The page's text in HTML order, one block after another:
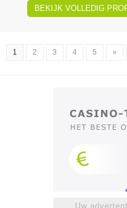
BEKIJK VOLLEDIG
1 2 3 4 5 »
Uw